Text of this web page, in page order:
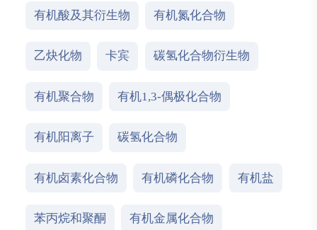
有机酸及其衍生物 有机氮化合物
乙炔化物 卡宾 碳氢化合物衍生物
有机聚合物 有机1,3-偶极化合物
有机阳离子 碳氢化合物
有机卤素化合物 有机磷化合物 有机盐
苯丙烷和聚酮 有机金属化合物